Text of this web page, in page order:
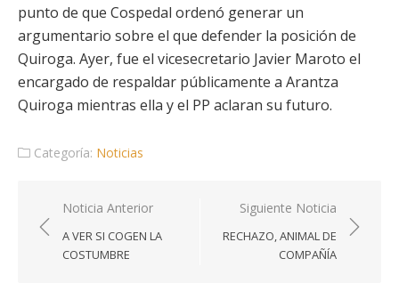
punto de que Cospedal ordenó generar un
argumentario sobre el que defender la posición de
Quiroga. Ayer, fue el vicesecretario Javier Maroto el
encargado de respaldar públicamente a Arantza
Quiroga mientras ella y el PP aclaran su futuro.
Categoría: Noticias
Navegación
de
entradas
Noticia Anterior
A VER SI COGEN LA
COSTUMBRE
Siguiente Noticia
RECHAZO, ANIMAL DE
COMPAÑÍA